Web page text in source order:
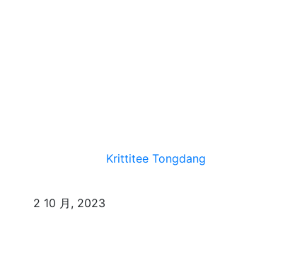
Krittitee Tongdang
2 10 月, 2023